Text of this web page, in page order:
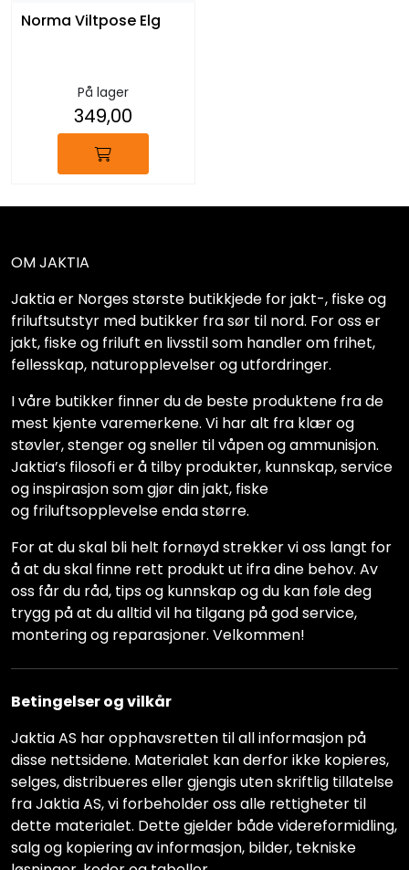
Norma Viltpose Elg
På lager
349,00
OM JAKTIA
Jaktia er Norges største butikkjede for jakt-, fiske og
friluftsutstyr med butikker fra sør til nord. For oss er
jakt, fiske og friluft en livsstil som handler om frihet,
fellesskap, naturopplevelser og utfordringer.
I våre butikker finner du de beste produktene fra de
mest kjente varemerkene. Vi har alt fra klær og
støvler, stenger og sneller til våpen og ammunisjon.
Jaktia’s filosofi er å tilby produkter, kunnskap, service
og inspirasjon som gjør din jakt, fiske
og friluftsopplevelse enda større.
For at du skal bli helt fornøyd strekker vi oss langt for
å at du skal finne rett produkt ut ifra dine behov. Av
oss får du råd, tips og kunnskap og du kan føle deg
trygg på at du alltid vil ha tilgang på god service,
montering og reparasjoner. Velkommen!
Betingelser og vilkår
Jaktia AS har opphavsretten til all informasjon på
disse nettsidene. Materialet kan derfor ikke kopieres,
selges, distribueres eller gjengis uten skriftlig tillatelse
fra Jaktia AS, vi forbeholder oss alle rettigheter til
dette materialet. Dette gjelder både videreformidling,
salg og kopiering av informasjon, bilder, tekniske